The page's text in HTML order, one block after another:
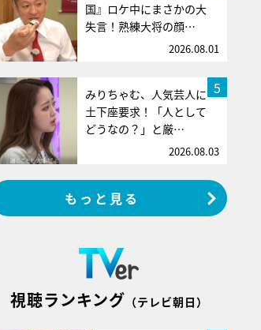
国』ロケ中にまさかの大
失言！熟練大将の顔…
2026.08.01
5
みりちゃむ、人気芸人に
土下座要求！「人として
どうなの？」と厳…
2026.08.03
もっと見る
視聴ランキング （テレビ朝日）